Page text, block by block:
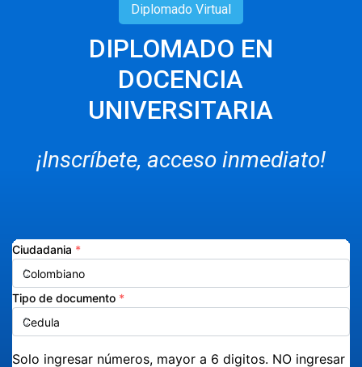
Diplomado Virtual
DIPLOMADO EN
DOCENCIA
UNIVERSITARIA
¡Inscríbete, acceso inmediato!